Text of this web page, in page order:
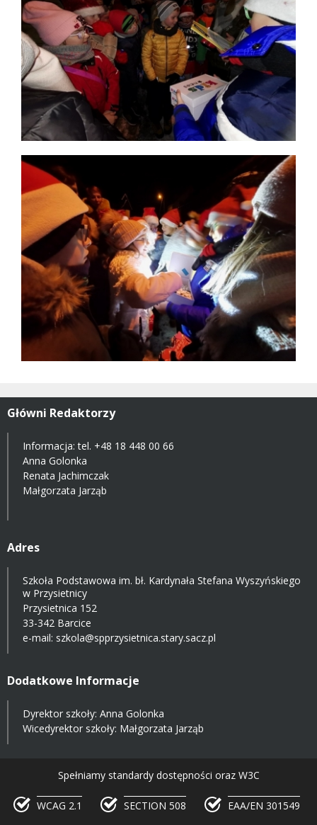
Główni Redaktorzy
Informacja: tel. +48 18 448 00 66
Anna Golonka
Renata Jachimczak
Małgorzata Jarząb
Adres
Szkoła Podstawowa im. bł. Kardynała Stefana Wyszyńskiego
w Przysietnicy
Przysietnica 152
33-342 Barcice
e-mail: szkola@spprzysietnica.stary.sacz.pl
Dodatkowe Informacje
Dyrektor szkoły: Anna Golonka
Wicedyrektor szkoły: Małgorzata Jarząb
Spełniamy standardy dostępności oraz W3C
WCAG 2.1 SECTION 508 EAA/EN 301549